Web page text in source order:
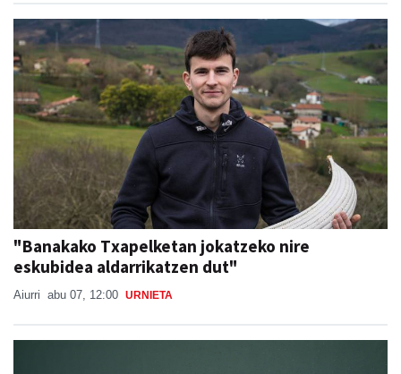
"Banakako Txapelketan jokatzeko nire
eskubidea aldarrikatzen dut"
Aiurri abu 07, 12:00 URNIETA